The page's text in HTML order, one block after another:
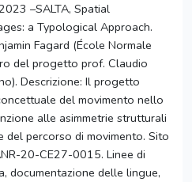
–SALTA, Spatial
a Typological Approach.
Fagard (École Normale
del progetto prof. Claudio
Descrizione: Il progetto
del movimento nello
alle asimmetrie strutturali
del percorso di movimento. Sito
20-CE27-0015. Linee di
documentazione delle lingue,